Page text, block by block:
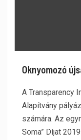
Oknyomozó
A Transparency
Alapítvány
számára. Az
Soma” Díjat